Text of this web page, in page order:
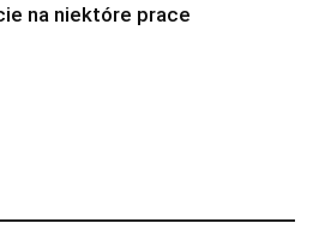
na niektóre prace